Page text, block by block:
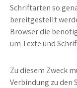
Schriftarten so
bereitgestellt
Browser die
um Texte und
Zu diesem Zweck
Verbindung zu den